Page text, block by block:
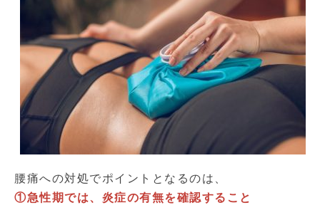
腰痛への対処でポイントとなるのは、
①急性期では、炎症の有無を確認すること